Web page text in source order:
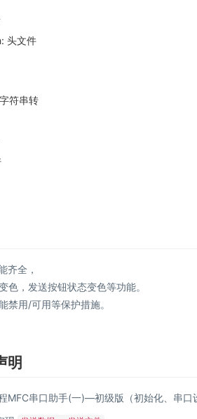
头文件
符串转
齐全，
色，发送按钮状态变色等功能。
禁用/可用等保护措施。
明
MFC串口助手(一)—初级版（初始化、串口